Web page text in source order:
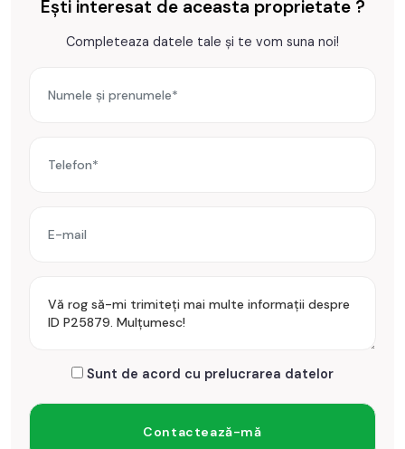
Ești interesat de aceasta proprietate ?
Completeaza datele tale și te vom suna noi!
Sunt de acord cu prelucrarea datelor